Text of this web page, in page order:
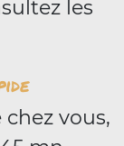
les
vous,